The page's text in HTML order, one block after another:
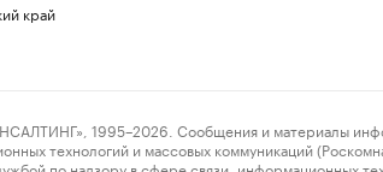
край
1995–2026. Сообщения и материалы
технологий и массовых коммуникаций